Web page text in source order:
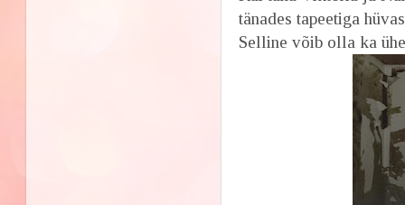
tänades tapeetiga
Selline võib olla ka